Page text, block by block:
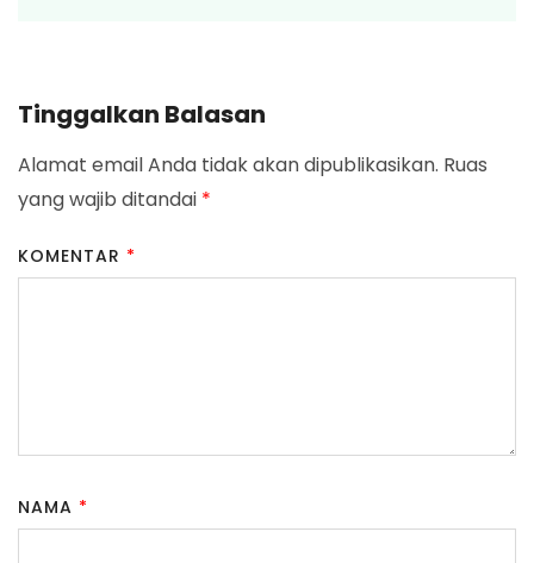
Tinggalkan Balasan
Alamat email Anda tidak akan dipublikasikan. Ruas
yang wajib ditandai *
KOMENTAR *
NAMA *